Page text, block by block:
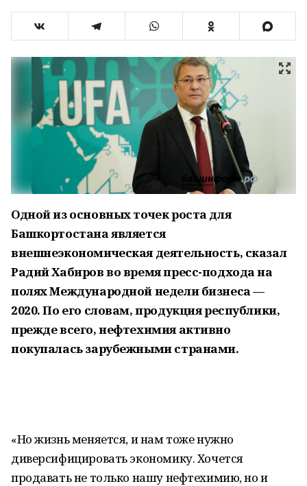
Одной из основных точек роста для
Башкортостана является
внешнеэкономическая деятельность, сказал
Радий Хабиров во время пресс-подхода на
полях Международной недели бизнеса —
2020. По его словам, продукция республики,
прежде всего, нефтехимия активно
покупалась зарубежными странами.
«Но жизнь меняется, и нам тоже нужно
диверсифицировать экономику. Хочется
продавать не только нашу нефтехимию, но и